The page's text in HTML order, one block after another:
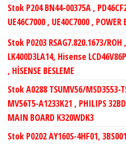
Stok P204 BN44-00375A ,
UE46C7000 , UE40C7000 , POWER
Stok P0203 RSAG7.820.1673/ROH
LK400D3LA14, Hisense
, HİSENSE BESLEME
Stok A0288 TSUMV56/MSD3553-
MV56T5-A1233K21 , PHILIPS
MAIN BOARD K320WDK3
Stok P0202 AY160S-4HF01,